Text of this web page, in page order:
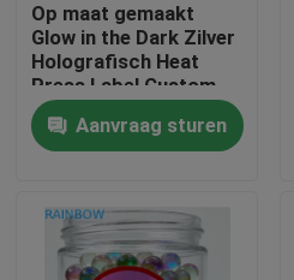
Huis
Over ons
Op maat gemaakt
Glow in the Dark Zilver
Holografisch Heat
Press Label Custom
Patroon Heat Transfer
Kledingsticker
Aanvraag sturen